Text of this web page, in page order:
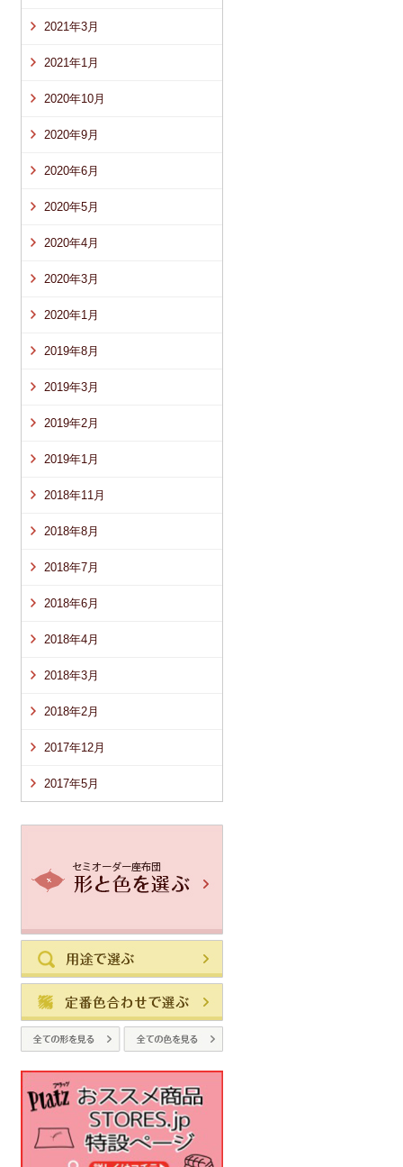
2021年3月
2021年1月
2020年10月
2020年9月
2020年6月
2020年5月
2020年4月
2020年3月
2020年1月
2019年8月
2019年3月
2019年2月
2019年1月
2018年11月
2018年8月
2018年7月
2018年6月
2018年4月
2018年3月
2018年2月
2017年12月
2017年5月